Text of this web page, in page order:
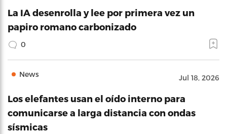
La IA desenrolla y lee por primera vez un
papiro romano carbonizado
0
News Jul 18, 2026
Los elefantes usan el oído interno para
comunicarse a larga distancia con ondas
sísmicas